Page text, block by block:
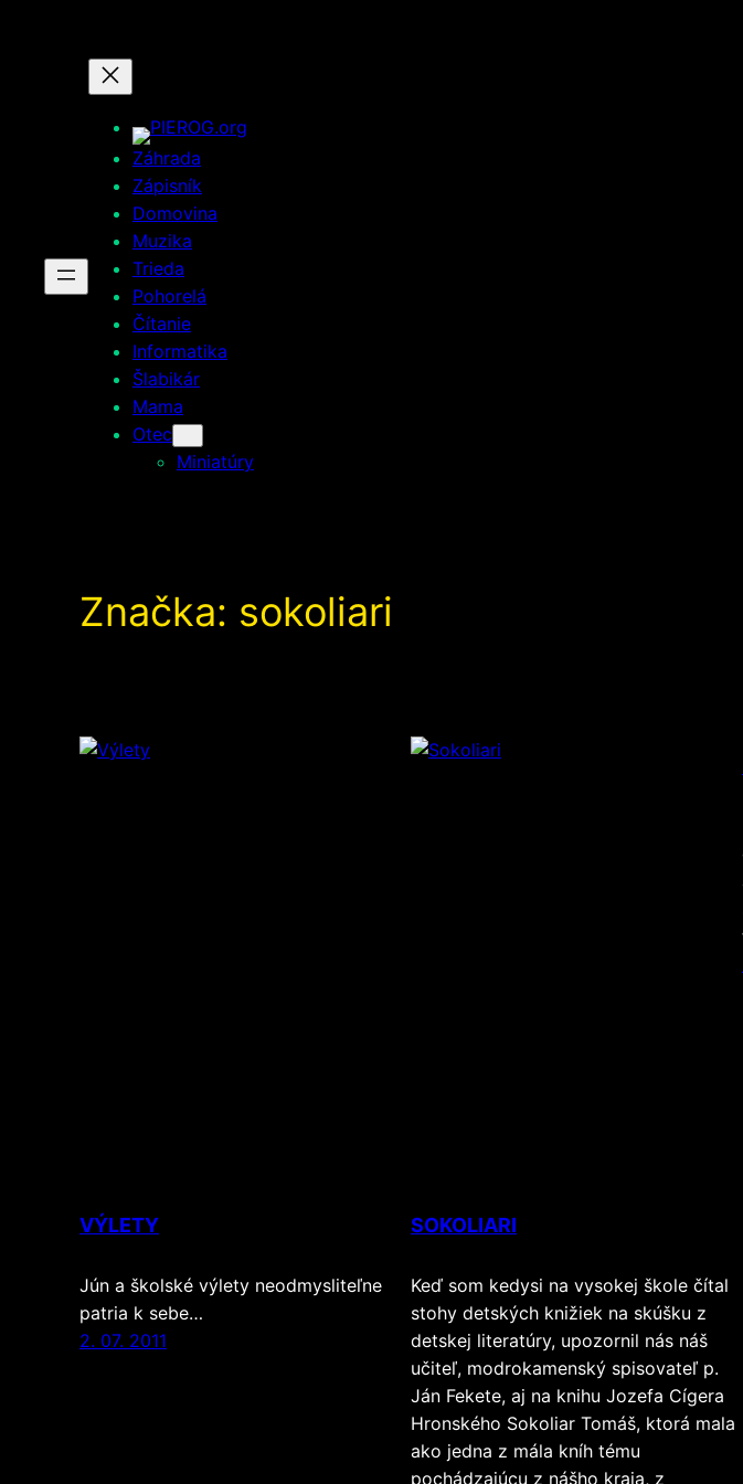
Záhrada
Zápisník
Domovina
Muzika
Trieda
Pohorelá
Čítanie
Informatika
Šlabikár
Mama
Otec
Miniatúry
Značka: sokoliari
VÝLETY
Jún a školské výlety neodmysliteľne
patria k sebe…
2. 07. 2011
SOKOLIARI
Keď som kedysi na vysokej škole čítal
stohy detských knižiek na skúšku z
detskej literatúry, upozornil nás náš
učiteľ, modrokamenský spisovateľ p.
Ján Fekete, aj na knihu Jozefa Cígera
Hronského Sokoliar Tomáš, ktorá mala
ako jedna z mála kníh tému
pochádzajúcu z nášho kraja, z